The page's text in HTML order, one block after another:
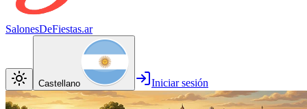
SalonesDeFiestas.ar
Castellano Iniciar sesión